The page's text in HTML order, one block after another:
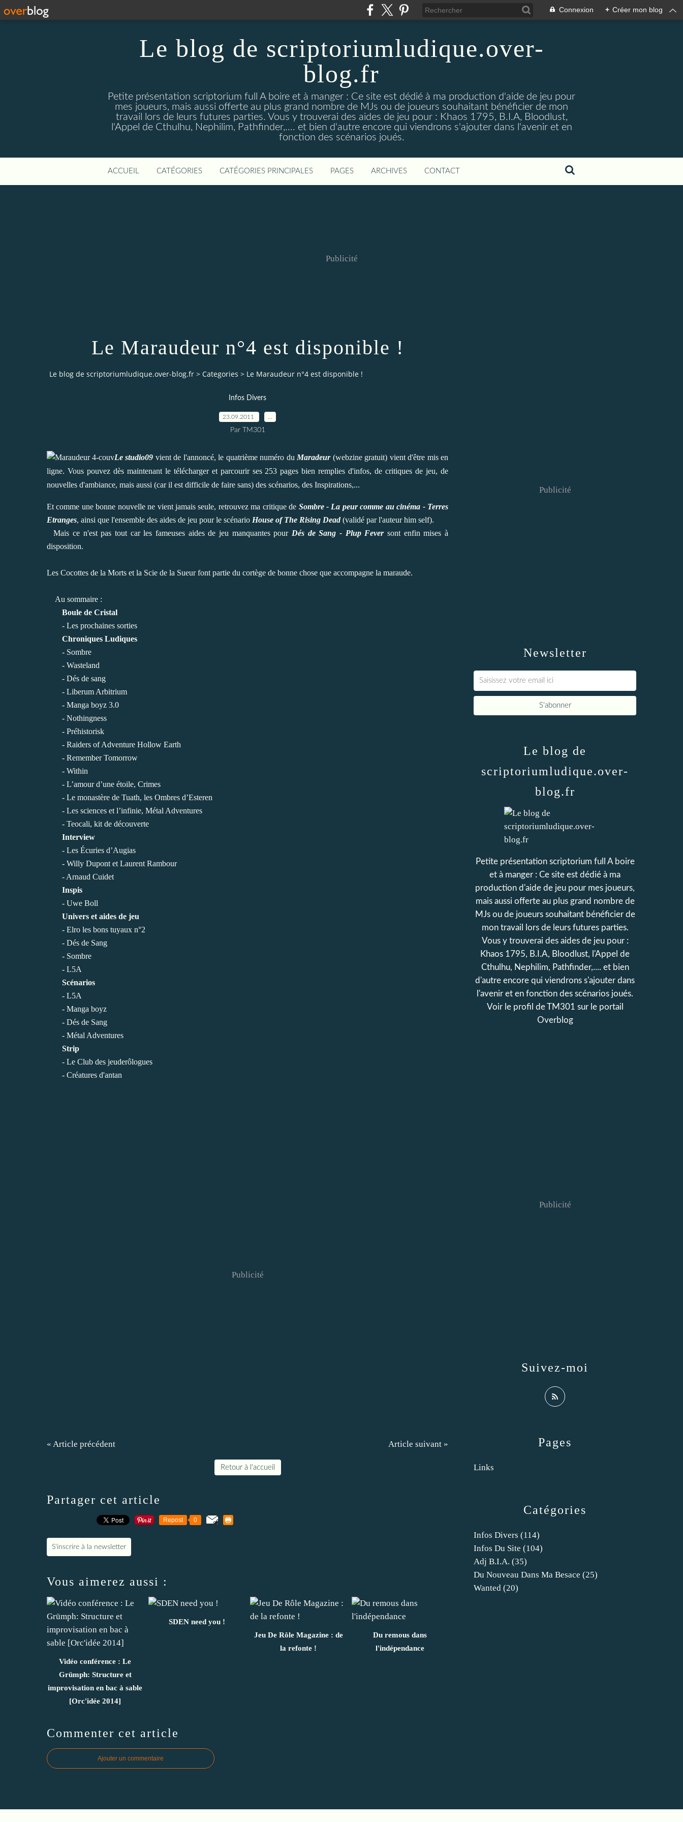
Connexion + Créer mon blog
Le blog de scriptoriumludique.over-
blog.fr
Petite présentation scriptorium full A boire et à manger : Ce site est dédié à ma production d'aide de jeu pour
mes joueurs, mais aussi offerte au plus grand nombre de MJs ou de joueurs souhaitant bénéficier de mon
travail lors de leurs futures parties. Vous y trouverai des aides de jeu pour : Khaos 1795, B.I.A, Bloodlust,
l'Appel de Cthulhu, Nephilim, Pathfinder,.... et bien d'autre encore qui viendrons s'ajouter dans l'avenir et en
fonction des scénarios joués.
ACCUEIL CATÉGORIES CATÉGORIES PRINCIPALES PAGES ARCHIVES CONTACT
Publicité
Le Maraudeur n°4 est disponible !
Le blog de scriptoriumludique.over-blog.fr > Categories > Le Maraudeur n°4 est disponible !
Infos Divers
23.09.2011
Par TM301
Le studio09 vient de l'annoncé, le quatrième numéro du Maradeur(webzine gratuit) vient d'être mis en
ligne. Vous pouvez dès maintenant le télécharger et parcourir ses 253 pages bien remplies d'infos, de critiques de jeu, de
nouvelles d'ambiance, mais aussi (car il est difficile de faire sans) des scénarios, des Inspirations,...
Et comme une bonne nouvelle ne vient jamais seule, retrouvez ma critique de Sombre - La peur comme au cinéma - Terres
Etranges, ainsi que l'ensemble des aides de jeu pour le scénario House of The Rising Dead(validé par l'auteur him self).
Mais ce n'est pas tout car les fameuses aides de jeu manquantes pour Dés de Sang - Plup Feversont enfin mises à
disposition.
Les Cocottes de la Morts et la Scie de la Sueur font partie du cortège de bonne chose que accompagne la maraude.
Au sommaire :
Boule de Cristal
- Les prochaines sorties
Chroniques Ludiques
- Sombre
- Wasteland
- Dés de sang
- Liberum Arbitrium
- Manga boyz 3.0
- Nothingness
- Préhistorisk
- Raiders of Adventure Hollow Earth
- Remember Tomorrow
- Within
- L’amour d’une étoile, Crimes
- Le monastère de Tuath, les Ombres d’Esteren
- Les sciences et l’infinie, Métal Adventures
- Teocali, kit de découverte
Interview
- Les Écuries d’Augias
- Willy Dupont et Laurent Rambour
- Arnaud Cuidet
Inspis
- Uwe Boll
Univers et aides de jeu
- Elro les bons tuyaux n°2
- Dés de Sang
- Sombre
- L5A
Scénarios
- L5A
- Manga boyz
- Dés de Sang
- Métal Adventures
Strip
- Le Club des jeuderôlogues
- Créatures d'antan
Publicité
« Article précédent Article suivant »
Retour à l'accueil
Partager cet article
Repost 0
S'inscrire à la newsletter
Vous aimerez aussi :
Vidéo conférence : Le
Grümph: Structure et
improvisation en bac à sable
[Orc'idée 2014]
SDEN need you !
Jeu De Rôle Magazine : de
la refonte !
Du remous dans
l'indépendance
Commenter cet article
Ajouter un commentaire
Newsletter
Publicité
Catégories
Infos Divers (114)
Infos Du Site (104)
Adj B.i.a. (35)
Du Nouveau Dans Ma Besace (25)
Wanted (20)
Pages
Links
Le blog de
scriptoriumludique.over-
blog.fr
Petite présentation scriptorium full A boire
et à manger : Ce site est dédié à ma
production d'aide de jeu pour mes joueurs,
mais aussi offerte au plus grand nombre de
MJs ou de joueurs souhaitant bénéficier de
mon travail lors de leurs futures parties.
Vous y trouverai des aides de jeu pour :
Khaos 1795, B.I.A, Bloodlust, l'Appel de
Cthulhu, Nephilim, Pathfinder,.... et bien
d'autre encore qui viendrons s'ajouter dans
l'avenir et en fonction des scénarios joués.
Voir le profil deTM301 sur le portail
Overblog
Suivez-moi
Publicité